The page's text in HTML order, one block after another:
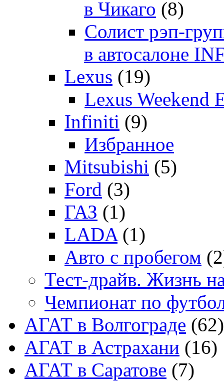
в Чикаго (8)
Солист рэп-
в автосалоне
Lexus (19)
Lexus Weekend
Infiniti (9)
Избранное
Mitsubishi (5)
Ford (3)
ГАЗ (1)
LADA (1)
Авто с пробегом
Тест-драйв. Жизнь
Чемпионат по
АГАТ в Волгограде (62)
АГАТ в Астрахани (16)
АГАТ в Саратове (7)